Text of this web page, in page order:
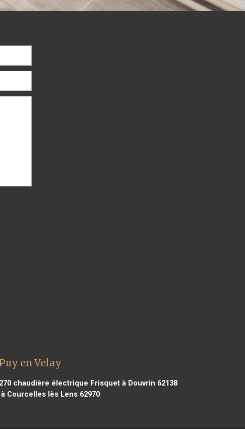
en Velay
chaudière électrique Frisquet à Douvrin 62138
Courcelles lès Lens 62970